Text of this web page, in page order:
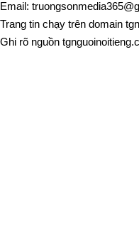
Email:
Trang tin chạy trên domain
Ghi rõ nguồn